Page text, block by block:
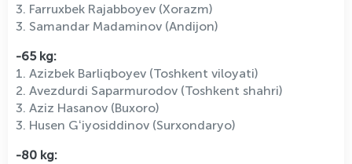
3. Farruxbek Rajabboyev (Xorazm)
3. Samandar Madaminov (Andijon)
-65 kg:
1. Azizbek Barliqboyev (Toshkent viloyati)
2. Avezdurdi Saparmurodov (Toshkent shahri)
3. Aziz Hasanov (Buxoro)
3. Husen Gʻiyosiddinov (Surxondaryo)
-80 kg: